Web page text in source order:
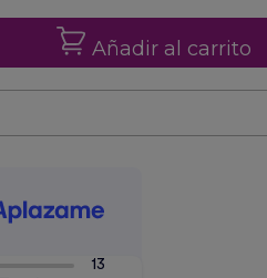
Añadir al carrito